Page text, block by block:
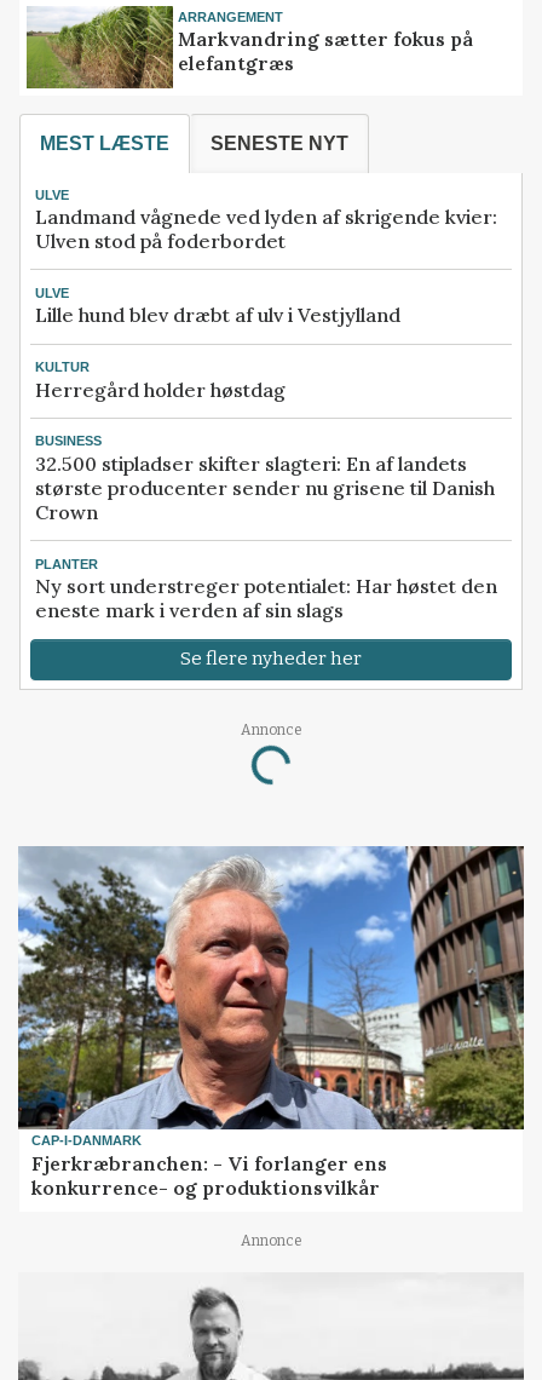
ARRANGEMENT
Markvandring sætter fokus på
elefantgræs
MEST LÆSTE SENESTE NYT
ULVE
Landmand vågnede ved lyden af skrigende kvier:
Ulven stod på foderbordet
ULVE
Lille hund blev dræbt af ulv i Vestjylland
KULTUR
Herregård holder høstdag
BUSINESS
32.500 stipladser skifter slagteri: En af landets
største producenter sender nu grisene til Danish
Crown
PLANTER
Ny sort understreger potentialet: Har høstet den
eneste mark i verden af sin slags
Se flere nyheder her
Annonce
Loading...
CAP-I-DANMARK
Fjerkræbranchen: - Vi forlanger ens
konkurrence- og produktionsvilkår
Annonce